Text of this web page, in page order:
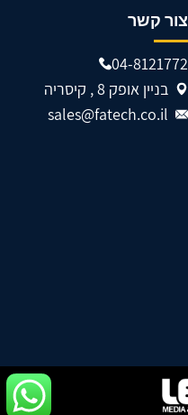
צור קשר
04-8121772
בניין אופק 8 , קיסריה
sales@fatech.co.il